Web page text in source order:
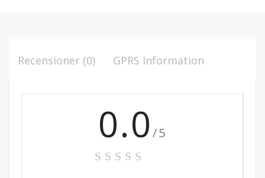
Recensioner (0) GPRS Information
0.0 /5